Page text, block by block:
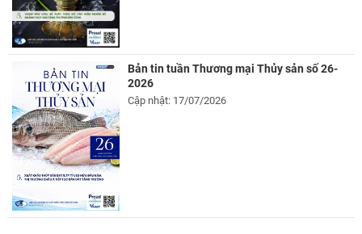
Bản tin tuần Thương mại Thủy sản số 26-
2026
Cập nhật: 17/07/2026